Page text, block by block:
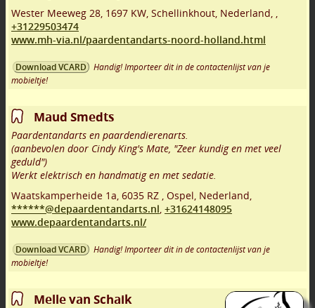
Wester Meeweg 28 1697 KW Schellinkhout Nederland,
+31229503474
www.mh-via.nl/paardentandarts-noord-holland.html
Download VCARD
Handig! Importeer dit in de contactenlijst van je
mobieltje!
Maud Smedts
Paardentandarts en paardendierenarts.
(aanbevolen door Cindy King's Mate, "Zeer kundig en met veel
geduld")
Werkt elektrisch en handmatig en met sedatie.
Waatskamperheide 1a 6035 RZ Ospel Nederland,
******@depaardentandarts.nl +31624148095
www.depaardentandarts.nl/
Download VCARD
Handig! Importeer dit in de contactenlijst van je
mobieltje!
Melle van Schaik